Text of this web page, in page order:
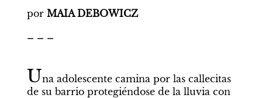
por MAIA DEBOWICZ
Una adolescente camina por las callecitas
de su barrio protegiéndose de la lluvia con